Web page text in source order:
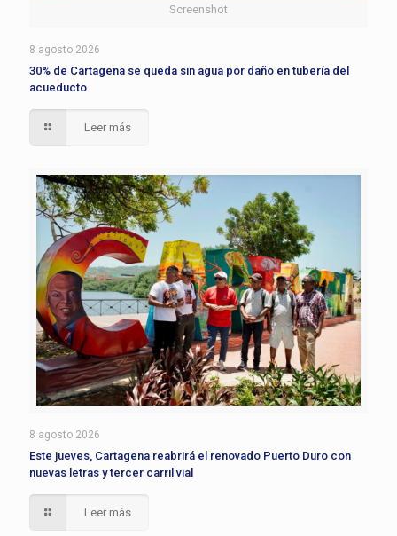
Screenshot
8 agosto 2026
30% de Cartagena se queda sin agua por daño en tubería del
acueducto
Leer más
8 agosto 2026
Este jueves, Cartagena reabrirá el renovado Puerto Duro con
nuevas letras y tercer carril vial
Leer más